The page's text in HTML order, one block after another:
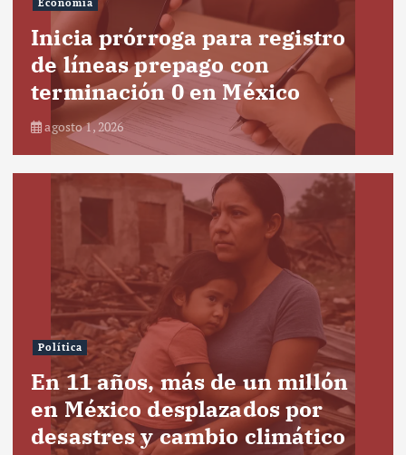
Economía
Inicia prórroga para registro
de líneas prepago con
terminación 0 en México
agosto 1, 2026
Política
En 11 años, más de un millón
en México desplazados por
desastres y cambio climático